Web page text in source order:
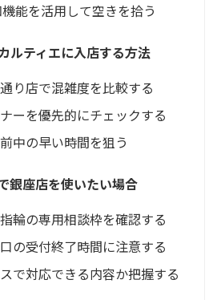
能を活用して空きを拾う
ルティエに入店する方法
り店で混雑度を比較する
ーを優先的にチェックする
中の早い時間を狙う
銀座店を使いたい場合
輪の専用相談枠を確認する
の受付終了時間に注意する
で対応できる内容か把握する